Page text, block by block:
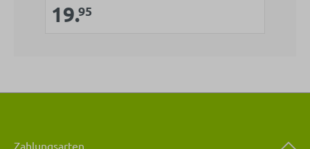
Verkaufspreis:
19.95
Zahlungsarten